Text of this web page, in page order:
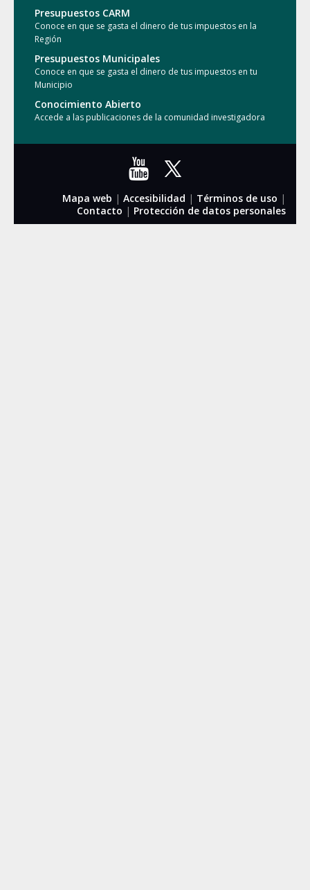
Presupuestos CARM
Conoce en que se gasta el dinero de tus impuestos en la
Región
Presupuestos Municipales
Conoce en que se gasta el dinero de tus impuestos en tu
Municipio
Conocimiento Abierto
Accede a las publicaciones de la comunidad investigadora
Mapa web | Accesibilidad | Términos de uso |
Contacto | Protección de datos personales